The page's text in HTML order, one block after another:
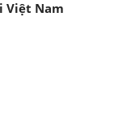
Việt Nam